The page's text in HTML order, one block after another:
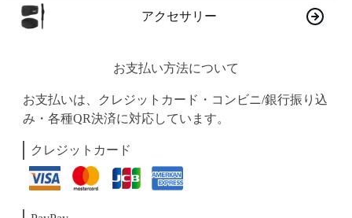
アクセサリー
お支払い方法について
お支払いは、クレジットカード・コンビニ/銀行振り込
み・各種QR決済に対応しています。
クレジットカード